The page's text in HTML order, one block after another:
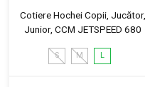
Cotiere Hochei Copii, Jucător,
Junior, CCM JETSPEED 680
S M L